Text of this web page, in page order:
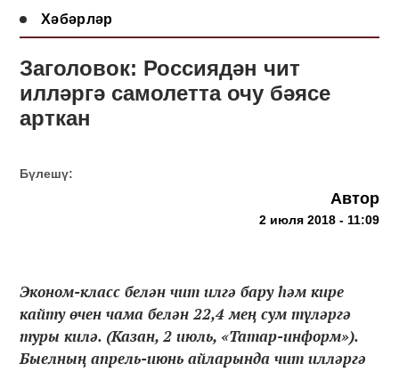
Хәбәрләр
Заголовок: Россиядән чит
илләргә самолетта очу бәясе
арткан
Бүлешү:
Автор
2 июля 2018 - 11:09
Эконом-класс белән чит илгә бару һәм кире
кайту өчен чама белән 22,4 мең сум түләргә
туры килә. (Казан, 2 июль, «Татар-информ»).
Быелның апрель-июнь айларында чит илләргә